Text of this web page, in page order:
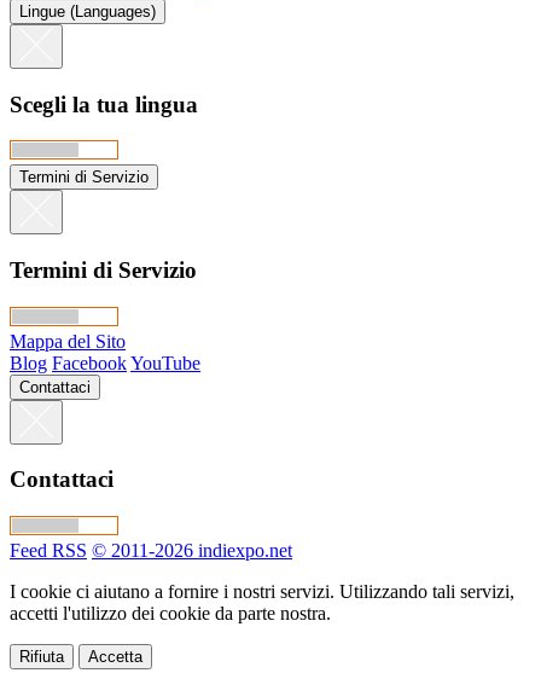
Lingue (Languages)
Scegli la tua lingua
Termini di Servizio
Termini di Servizio
Mappa del Sito
Blog FacebookYouTube
Contattaci
Contattaci
Feed RSS © 2011-2026 indiexpo.net
I cookie ci aiutano a fornire i nostri servizi. Utilizzando tali servizi,
accetti l'utilizzo dei cookie da parte nostra.
Rifiuta Accetta